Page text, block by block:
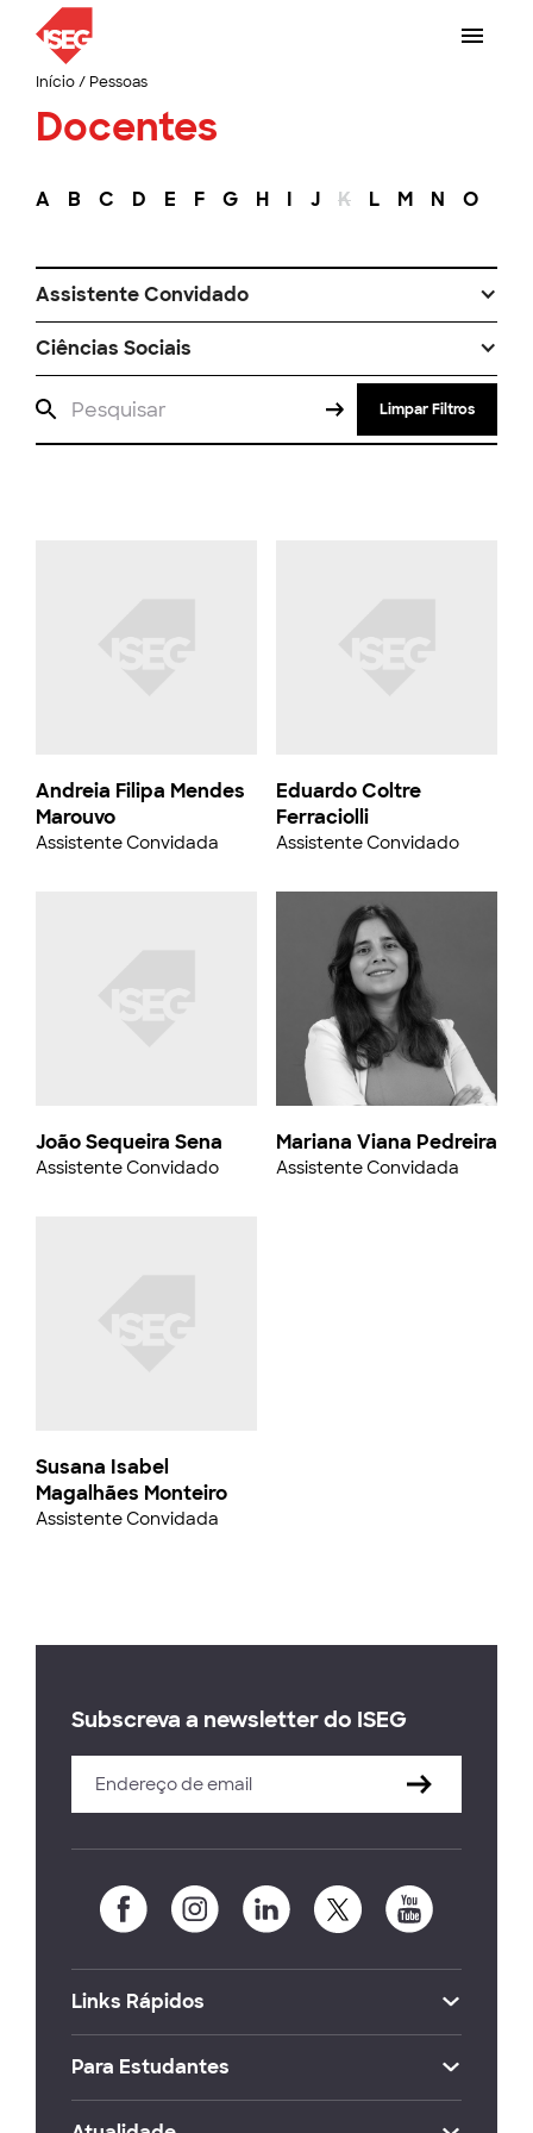
Início/ Pessoas
Docentes
A B C D E F G H I J K L M N O
Assistente Convidado
Ciências Sociais
Limpar Filtros
Andreia Filipa Mendes
Marouvo
Assistente Convidada
João Sequeira Sena
Assistente Convidado
Susana Isabel
Magalhães Monteiro
Assistente Convidada
Eduardo Coltre
Ferraciolli
Assistente Convidado
Mariana Viana Pedreira
Assistente Convidada
Subscreva a newsletter do ISEG
Links Rápidos
Para Estudantes